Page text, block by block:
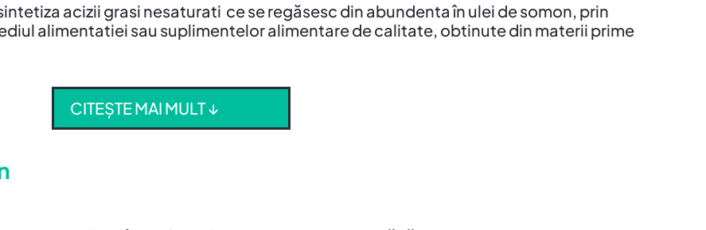
acizii grasi nesaturati ce se regăsesc din abundenta în ulei de somon, prin
alimentatiei sau suplimentelor alimentare de calitate, obtinute din materii prime
CITEȘTE MAI MULT ↓